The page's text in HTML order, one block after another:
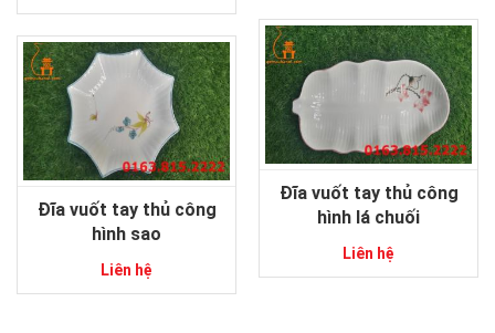
Đĩa vuốt tay thủ công
hình lá chuối
Liên hệ
Đĩa vuốt tay thủ công
hình sao
Liên hệ